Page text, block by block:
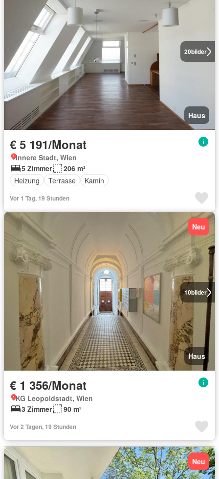
20bilder
Haus
€ 5 191/Monat
Innere Stadt, Wien
5 Zimmer
206 m²
Heizung
Terrasse Kamin
Vor 1 Tag, 19 Stunden
10bilder
Neu
Haus
€ 1 356/Monat
KG Leopoldstadt, Wien
3 Zimmer
90 m²
Vor 2 Tagen, 19 Stunden
Neu